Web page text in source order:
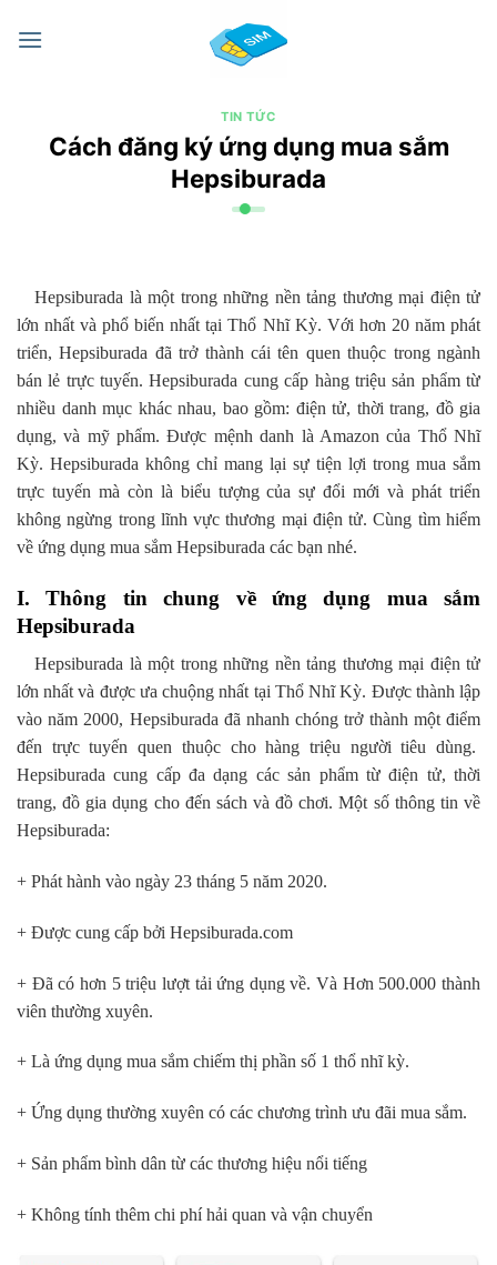
đến
TIN TỨC
Cách đăng ký ứng dụng mua sắm
Hepsiburada
Hepsiburada là một trong những nền tảng thương mại điện tử
lớn nhất và phổ biến nhất tại Thổ Nhĩ Kỳ. Với hơn 20 năm phát
triển, Hepsiburada đã trở thành cái tên quen thuộc trong ngành
bán lẻ trực tuyến. Hepsiburada cung cấp hàng triệu sản phẩm từ
nhiều danh mục khác nhau, bao gồm: điện tử, thời trang, đồ gia
dụng, và mỹ phẩm. Được mệnh danh là Amazon của Thổ Nhĩ
Kỳ. Hepsiburada không chỉ mang lại sự tiện lợi trong mua sắm
trực tuyến mà còn là biểu tượng của sự đổi mới và phát triển
không ngừng trong lĩnh vực thương mại điện tử. Cùng tìm hiểm
về ứng dụng mua sắm Hepsiburada các bạn nhé.
I. Thông tin chung về ứng dụng mua sắm
Hepsiburada
Hepsiburada là một trong những nền tảng thương mại điện tử
lớn nhất và được ưa chuộng nhất tại Thổ Nhĩ Kỳ. Được thành lập
vào năm 2000, Hepsiburada đã nhanh chóng trở thành một điểm
đến trực tuyến quen thuộc cho hàng triệu người tiêu dùng.
Hepsiburada cung cấp đa dạng các sản phẩm từ điện tử, thời
trang, đồ gia dụng cho đến sách và đồ chơi. Một số thông tin về
Hepsiburada:
+ Phát hành vào ngày 23 tháng 5 năm 2020.
+ Được cung cấp bởi Hepsiburada.com
+ Đã có hơn 5 triệu lượt tải ứng dụng về. Và Hơn 500.000 thành
viên thường xuyên.
+ Là ứng dụng mua sắm chiếm thị phần số 1 thổ nhĩ kỳ.
+ Ứng dụng thường xuyên có các chương trình ưu đãi mua sắm.
+ Sản phẩm bình dân từ các thương hiệu nổi tiếng
+ Không tính thêm chi phí hải quan và vận chuyển